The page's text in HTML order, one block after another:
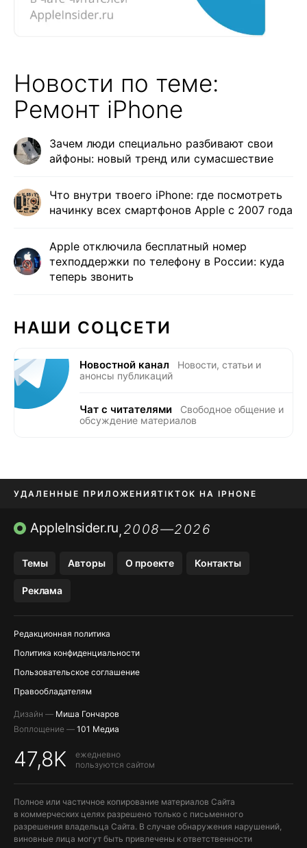
Новости по теме:
Ремонт iPhone
Зачем люди специально разбивают свои
айфоны: новый тренд или сумасшествие
Что внутри твоего iPhone: где посмотреть
начинку всех смартфонов Apple с 2007 года
Apple отключила бесплатный номер
техподдержки по телефону в России: куда
теперь звонить
НАШИ СОЦСЕТИ
Новостной канал
Новости, статьи и
анонсы публикаций
Чат с читателями
Свободное общение и
обсуждение материалов
УДАЛЕННЫЕ ПРИЛОЖЕНИЯTIKTOK НА IPHONE
ПРИЛОЖЕНИЯ БЕЗ APP STORE
AppleInsider.ru,2008—2026
Темы Авторы О проекте Контакты
Реклама
Редакционная политика
Политика конфиденциальности
Пользовательское соглашение
Правообладателям
Дизайн — Миша Гончаров
Воплощение — 101 Медиа
47,8K
ежедневно
пользуются сайтом
Полное или частичное копирование материалов Сайта
в коммерческих целях разрешено только с письменного
разрешения владельца Сайта. В случае обнаружения нарушений,
виновные лица могут быть привлечены к ответственности